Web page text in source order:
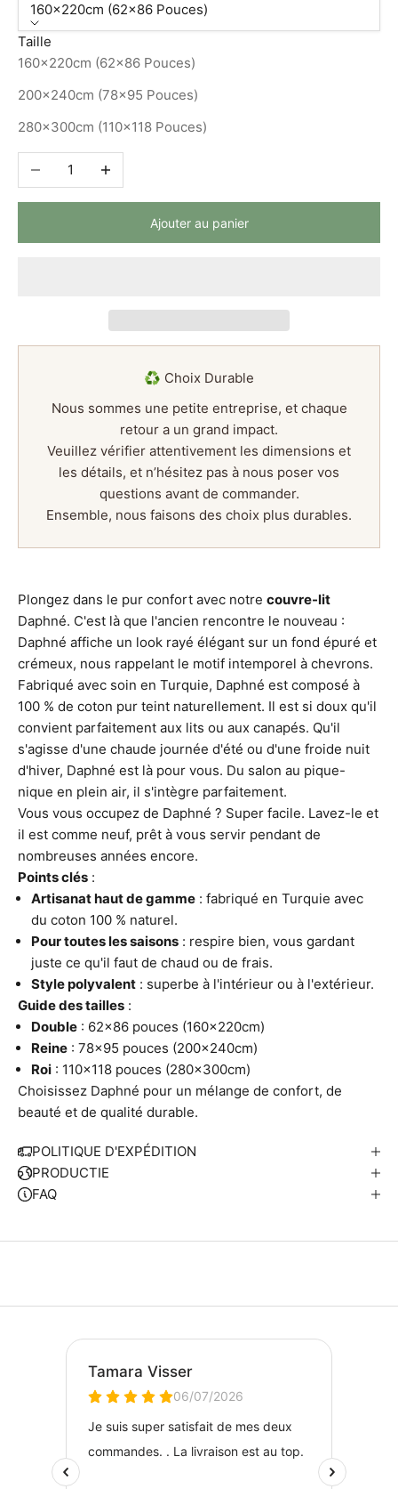
160x220cm (62x86 Pouces)
Taille
160x220cm (62x86 Pouces)
200x240cm (78x95 Pouces)
280x300cm (110x118 Pouces)
Diminuer la quantitéAugmenter la quantité
Ajouter au panier
♻️ Choix Durable
Nous sommes une petite entreprise, et chaque
retour a un grand impact.
Veuillez vérifier attentivement les dimensions et
les détails, et n’hésitez pas à nous poser vos
questions avant de commander.
Ensemble, nous faisons des choix plus durables.
Plongez dans le pur confort avec notre couvre-lit
Daphné. C'est là que l'ancien rencontre le nouveau :
Daphné affiche un look rayé élégant sur un fond épuré et
crémeux, nous rappelant le motif intemporel à chevrons.
Fabriqué avec soin en Turquie, Daphné est composé à
100 % de coton pur teint naturellement. Il est si doux qu'il
convient parfaitement aux lits ou aux canapés. Qu'il
s'agisse d'une chaude journée d'été ou d'une froide nuit
d'hiver, Daphné est là pour vous. Du salon au pique-
nique en plein air, il s'intègre parfaitement.
Vous vous occupez de Daphné ? Super facile. Lavez-le et
il est comme neuf, prêt à vous servir pendant de
nombreuses années encore.
Points clés :
Artisanat haut de gamme : fabriqué en Turquie avec
du coton 100 % naturel.
Pour toutes les saisons : respire bien, vous gardant
juste ce qu'il faut de chaud ou de frais.
Style polyvalent : superbe à l'intérieur ou à l'extérieur.
Guide des tailles :
Double : 62x86 pouces (160x220cm)
Reine : 78x95 pouces (200x240cm)
Roi : 110x118 pouces (280x300cm)
Choisissez Daphné pour un mélange de confort, de
beauté et de qualité durable.
POLITIQUE D'EXPÉDITION
PRODUCTIE
FAQ